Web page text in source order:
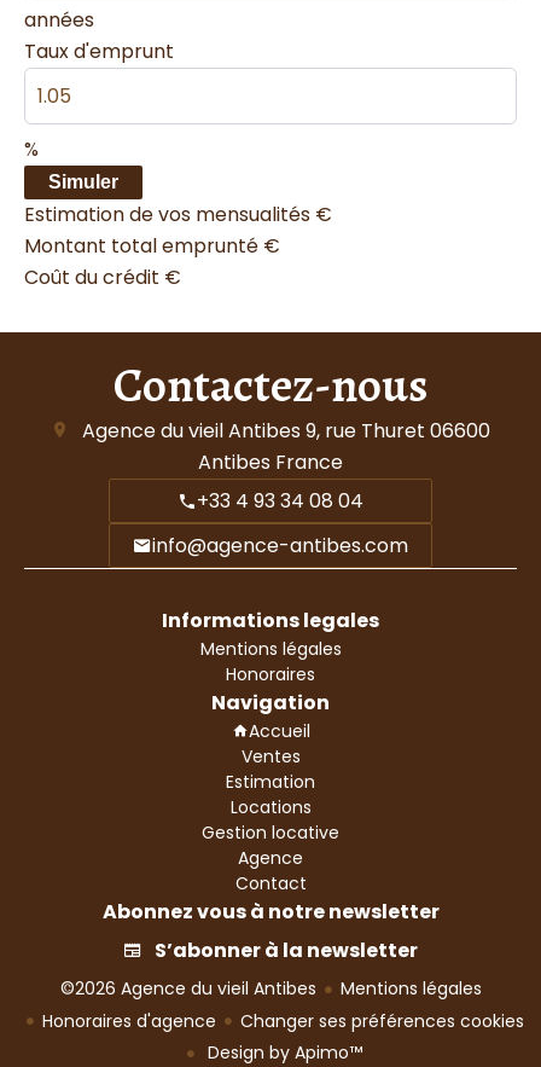
années
Taux d'emprunt
%
Simuler
Estimation de vos mensualités €
Montant total emprunté €
Coût du crédit €
Contactez-nous
Agence du vieil Antibes 9, rue Thuret 06600
Antibes France
+33 4 93 34 08 04
info@agence-antibes.com
Informations legales
Mentions légales
Honoraires
Navigation
Accueil
Ventes
Estimation
Locations
Gestion locative
Agence
Contact
Abonnez vous à notre newsletter
S’abonner à la newsletter
©2026 Agence du vieil Antibes
Mentions légales
Honoraires d'agence
Changer ses préférences cookies
Design by Apimo™